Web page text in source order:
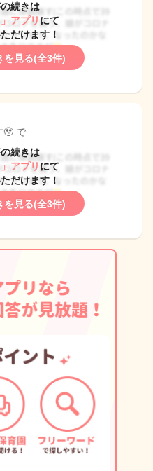
続きは
アプリ にて
だけます！
を見る(全3件)
🥹 で…
続きは
アプリ にて
だけます！
を見る(全3件)